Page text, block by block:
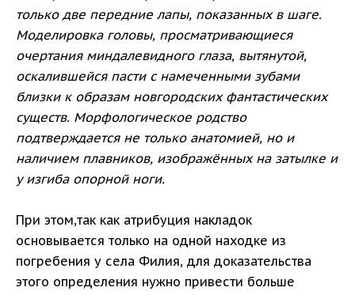
только две передние лапы, показанных в шаге.
Моделировка головы, просматривающиеся
очертания миндалевидного глаза, вытянутой,
оскалившейся пасти с намеченными зубами
близки к образам новгородских фантастических
существ. Морфологическое родство
подтверждается не только анатомией, но и
наличием плавников, изображённых на затылке и
у изгиба опорной ноги.
При этом,так как атрибуция накладок
основывается только на одной находке из
погребения у села Филия, для доказательства
этого определения нужно привести больше